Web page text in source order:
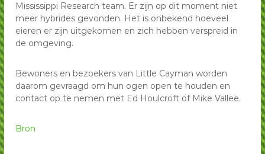
Mississippi Research team. Er zijn op dit moment niet
meer hybrides gevonden. Het is onbekend hoeveel
eieren er zijn uitgekomen en zich hebben verspreid in
de omgeving.
Bewoners en bezoekers van Little Cayman worden
daarom gevraagd om hun ogen open te houden en
contact op te nemen met Ed Houlcroft of Mike Vallee.
Bron